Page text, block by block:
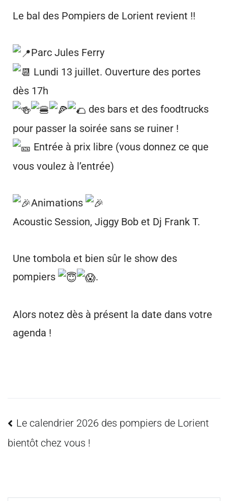
Le bal des Pompiers de Lorient revient !!
Parc Jules Ferry
Lundi 13 juillet. Ouverture des portes
dès 17h
des bars et des foodtrucks
pour passer la soirée sans se ruiner !
Entrée à prix libre (vous donnez ce que
vous voulez à l’entrée)
Animations
Acoustic Session, Jiggy Bob et Dj Frank T.
Une tombola et bien sûr le show des
pompiers
.
Alors notez dès à présent la date dans votre
agenda !
Le calendrier 2026 des pompiers de Lorient
bientôt chez vous !